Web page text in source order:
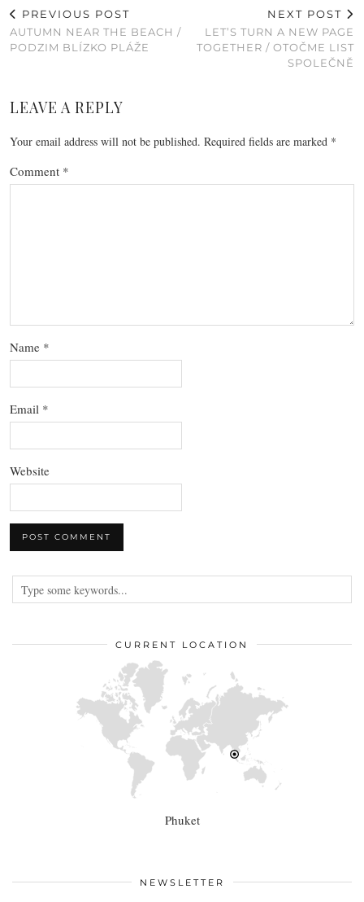
PREVIOUS POST
AUTUMN NEAR THE BEACH /
PODZIM BLÍZKO PLÁŽE
NEXT POST
LET’S TURN A NEW PAGE
TOGETHER / OTOČME LIST
SPOLEČNĚ
LEAVE A REPLY
Your email address will not be published. Required fields are marked *
Comment *
Name *
Email *
Website
CURRENT LOCATION
Phuket
NEWSLETTER